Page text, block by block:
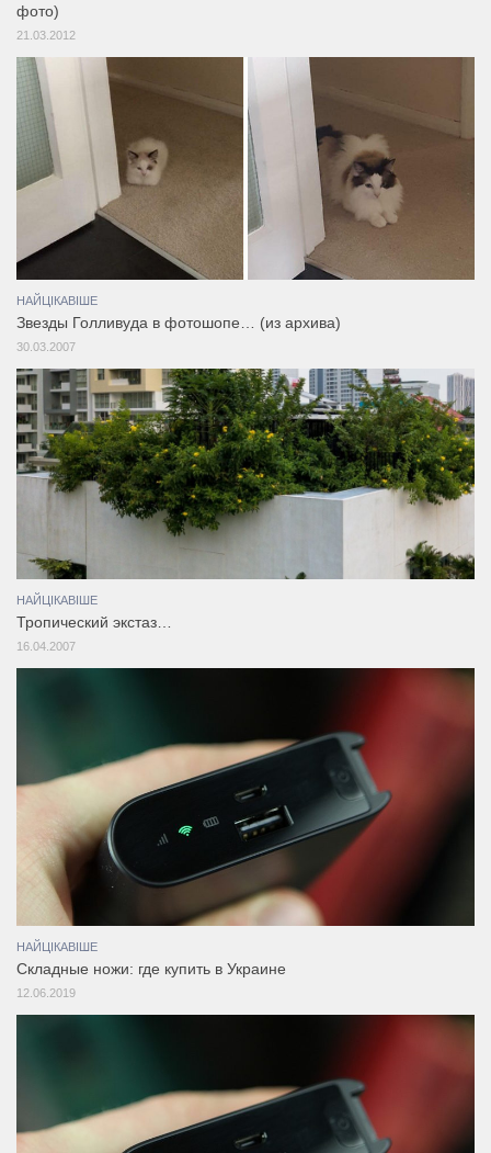
фото)
21.03.2012
НАЙЦІКАВІШЕ
Звезды Голливуда в фотошопе… (из архива)
30.03.2007
НАЙЦІКАВІШЕ
Тропический экстаз…
16.04.2007
НАЙЦІКАВІШЕ
Складные ножи: где купить в Украине
12.06.2019